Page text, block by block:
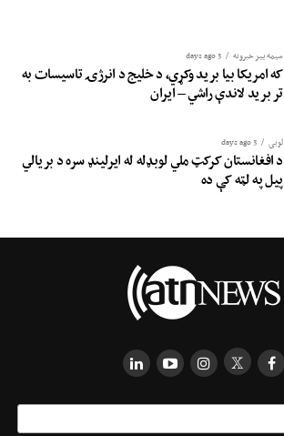
سیمه ییز خبرونه 3 days ago
که امریکا بیا برید وکړي، د خلیج د انرژۍ تاسیسات به
تر برید لاندې راشي – ایران
لوبی 3 days ago
د افغانستان کرکټ ملي لوبډله له ایرلینډ سره د بریالي
پیل په لټه کې ده